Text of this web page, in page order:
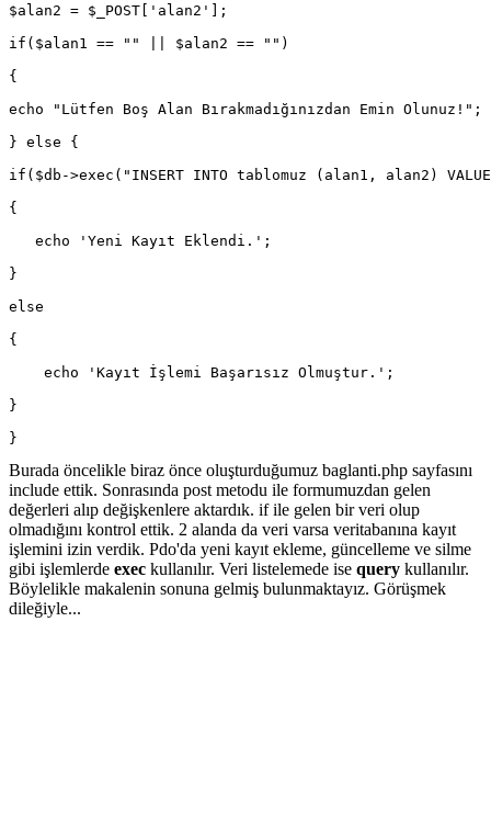
$alan2 = $_POST['alan2'];
if($alan1 == "" || $alan2 == "")
{
echo "Lütfen Boş Alan Bırakmadığınızdan Emin Olunuz!";
} else {
if($db->exec("INSERT INTO tablomuz (alan1, alan2)
{
   echo 'Yeni Kayıt Eklendi.';
}
else
{
    echo 'Kayıt İşlemi Başarısız Olmuştur.';
}
}
Burada öncelikle biraz önce oluşturduğumuz baglanti.php sayfasını
include ettik. Sonrasında post metodu ile formumuzdan gelen
değerleri alıp değişkenlere aktardık. if ile gelen bir veri olup
olmadığını kontrol ettik. 2 alanda da veri varsa veritabanına kayıt
işlemini izin verdik. Pdo'da yeni kayıt ekleme, güncelleme ve silme
gibi işlemlerde exec kullanılır. Veri listelemede ise query kullanılır.
Böylelikle makalenin sonuna gelmiş bulunmaktayız. Görüşmek
dileğiyle...